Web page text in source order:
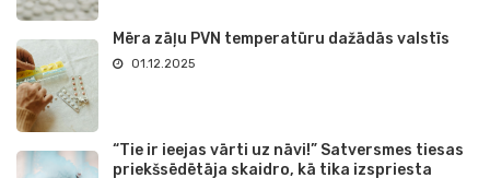
Mēra zāļu PVN temperatūru dažādās valstīs
01.12.2025
“Tie ir ieejas vārti uz nāvi!” Satversmes tiesas
priekšsēdētāja skaidro, kā tika izspriesta